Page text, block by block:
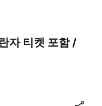
자 티켓 포함 /